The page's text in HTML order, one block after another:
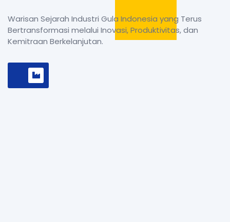
Warisan Sejarah Industri Gula Indonesia yang Terus
Bertransformasi melalui Inovasi, Produktivitas, dan
Kemitraan Berkelanjutan.